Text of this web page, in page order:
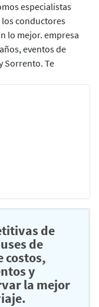
especialistas
conductores
lo mejor. empresa
eventos de
Sorrento. Te
de
de
costos,
y
la mejor